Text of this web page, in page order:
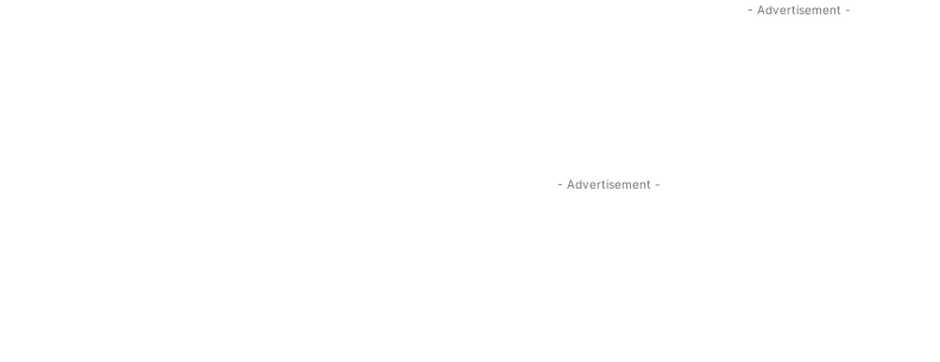
- Advertisement -
- Advertisement -